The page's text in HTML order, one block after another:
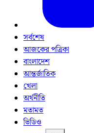
সর্বশেষ
আজকের পত্রিকা
বাংলাদেশ
আন্তর্জাতিক
খেলা
অর্থনীতি
মতামত
ভিডিও